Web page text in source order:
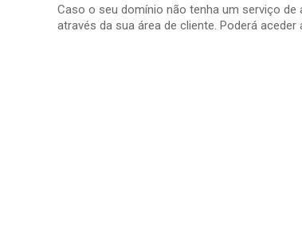
Caso o seu domínio não tenha um serviço de
através da sua área de cliente. Poderá